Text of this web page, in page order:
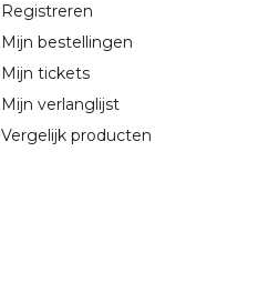
Registreren
Mijn bestellingen
Mijn tickets
Mijn verlanglijst
Vergelijk producten